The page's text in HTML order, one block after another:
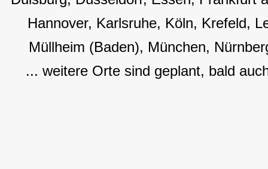
Hannover, Karlsruhe, Köln, Krefeld,
Müllheim (Baden), München,
... weitere Orte sind geplant, bald